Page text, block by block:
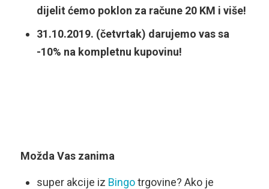
dijelit ćemo poklon za račune 20 KM i više!
31.10.2019. (četvrtak) darujemo vas sa
-10% na kompletnu kupovinu!
Možda Vas zanima
super akcije iz Bingotrgovine? Ako je